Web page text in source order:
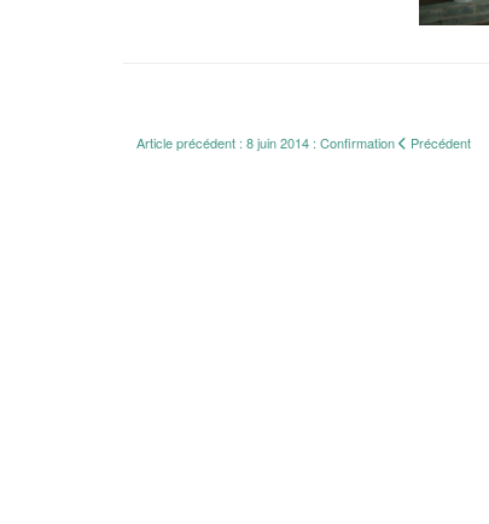
Article précédent : 8 juin 2014 : Confirmation Précédent